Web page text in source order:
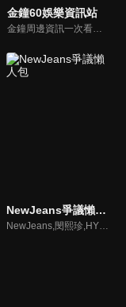
金鐘60娛樂資訊站
金鐘周邊資訊一次看，一起預測金鐘得主！
NewJeans爭議懶人包
NewJeans,閔熙珍,HYBE爭議懶人包